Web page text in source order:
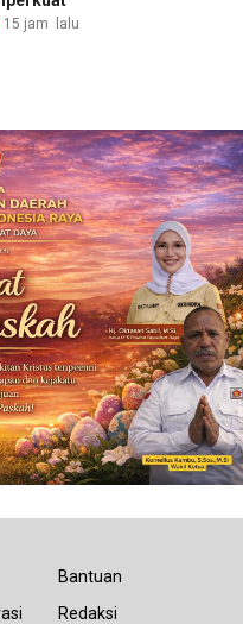
15 jam lalu
Bantuan
Redaksi